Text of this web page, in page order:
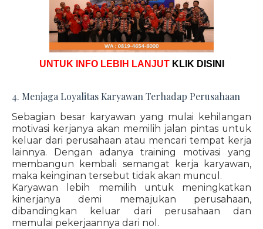
UNTUK INFO LEBIH LANJUT KLIK DISINI
4. Menjaga Loyalitas Karyawan Terhadap Perusahaan
Sebagian besar karyawan yang mulai kehilangan
motivasi kerjanya akan memilih jalan pintas untuk
keluar dari perusahaan atau mencari tempat kerja
lainnya. Dengan adanya training motivasi yang
membangun kembali semangat kerja karyawan,
maka keinginan tersebut tidak akan muncul.
Karyawan lebih memilih untuk meningkatkan
kinerjanya demi memajukan perusahaan,
dibandingkan keluar dari perusahaan dan
memulai pekerjaannya dari nol.